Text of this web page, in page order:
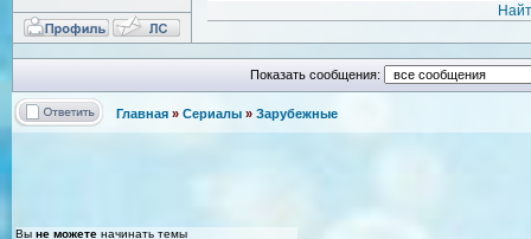
Показать сообщения:
Главная » Сериалы » Зарубежные
Вы не можете начинать темы